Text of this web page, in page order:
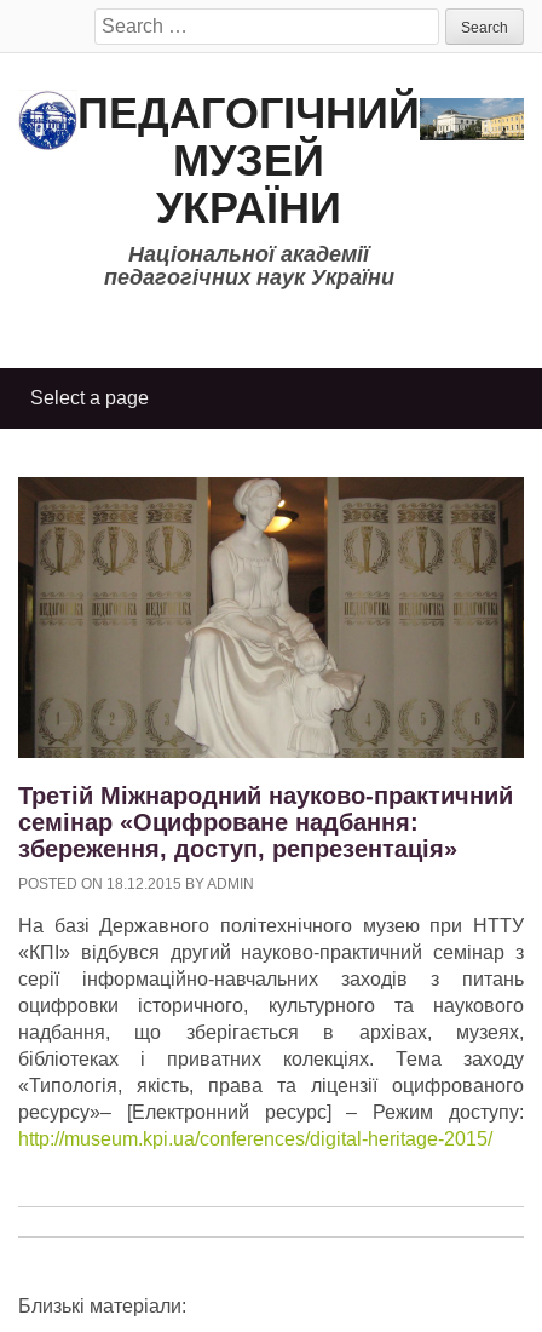
Search
for:
ПЕДАГОГІЧНИЙ
МУЗЕЙ
УКРАЇНИ
Національної академії
педагогічних наук України
Третій Міжнародний науково-практичний
семінар «Оцифроване надбання:
збереження, доступ, репрезентація»
POSTED ON 18.12.2015 BYADMIN
На базі Державного політехнічного музею при НТТУ
«КПІ» відбувся другий науково-практичний семінар з
серії інформаційно-навчальних заходів з питань
оцифровки історичного, культурного та наукового
надбання, що зберігається в архівах, музеях,
бібліотеках і приватних колекціях. Тема заходу
«Типологія, якість, права та ліцензії оцифрованого
ресурсу»– [Електронний ресурс] – Режим доступу:
http://museum.kpi.ua/conferences/digital-heritage-2015/
Близькі матеріали: